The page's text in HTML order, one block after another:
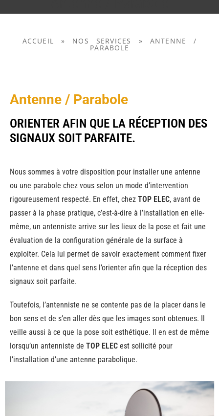
ACCUEIL » NOS SERVICES » ANTENNE /
PARABOLE
Antenne / Parabole
ORIENTER AFIN QUE LA RÉCEPTION DES
SIGNAUX SOIT PARFAITE.
Nous sommes à votre disposition pour installer une antenne
ou une parabole chez vous selon un mode d’intervention
rigoureusement respecté. En effet, chez TOP ELEC, avant de
passer à la phase pratique, c’est-à-dire à l’installation en elle-
même, un antenniste arrive sur les lieux de la pose et fait une
évaluation de la configuration générale de la surface à
exploiter. Cela lui permet de savoir exactement comment fixer
l’antenne et dans quel sens l’orienter afin que la réception des
signaux soit parfaite.
Toutefois, l’antenniste ne se contente pas de la placer dans le
bon sens et de s’en aller dès que les images sont obtenues. Il
veille aussi à ce que la pose soit esthétique. Il en est de même
lorsqu’un antenniste de TOP ELEC est sollicité pour
l’installation d’une antenne parabolique.